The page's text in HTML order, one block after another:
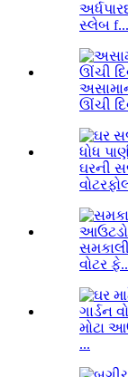
સ્લેબ f...
ઊંચી
ઘરની
વોટર
મોટા
...